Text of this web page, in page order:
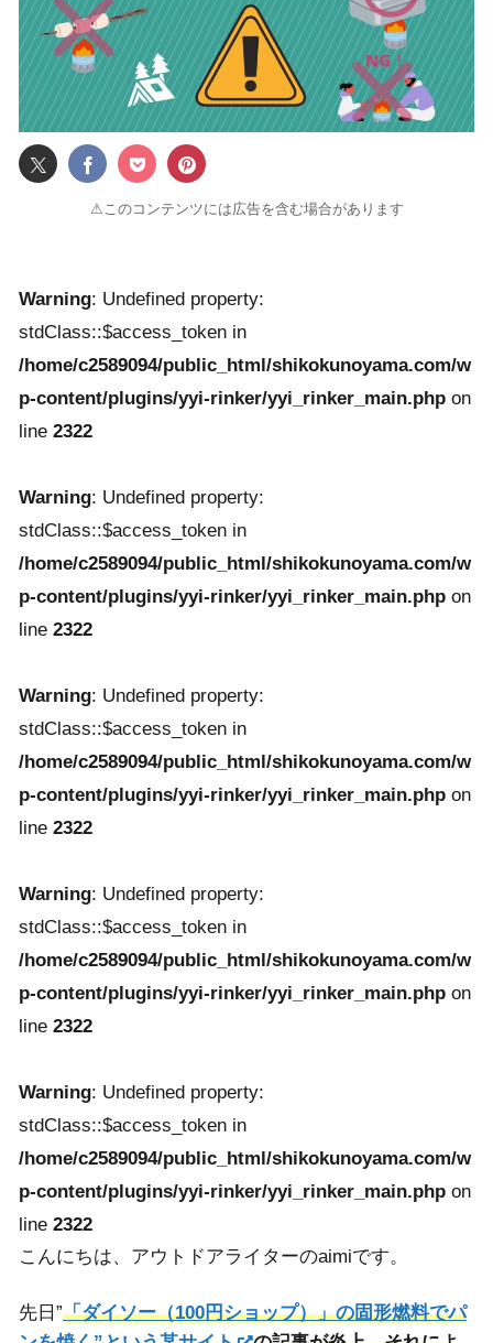
⚠このコンテンツには広告を含む場合があります
Warning: Undefined property:
stdClass::$access_token in
/home/c2589094/public_html/shikokunoyama.com/w
p-content/plugins/yyi-rinker/yyi_rinker_main.php on
line 2322
Warning: Undefined property:
stdClass::$access_token in
/home/c2589094/public_html/shikokunoyama.com/w
p-content/plugins/yyi-rinker/yyi_rinker_main.php on
line 2322
Warning: Undefined property:
stdClass::$access_token in
/home/c2589094/public_html/shikokunoyama.com/w
p-content/plugins/yyi-rinker/yyi_rinker_main.php on
line 2322
Warning: Undefined property:
stdClass::$access_token in
/home/c2589094/public_html/shikokunoyama.com/w
p-content/plugins/yyi-rinker/yyi_rinker_main.php on
line 2322
Warning: Undefined property:
stdClass::$access_token in
/home/c2589094/public_html/shikokunoyama.com/w
p-content/plugins/yyi-rinker/yyi_rinker_main.php on
line 2322
こんにちは、アウトドアライターのaimiです。
先日”「ダイソー（100円ショップ）」の固形燃料でパ